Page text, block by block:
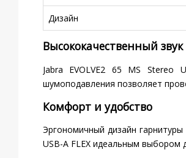
Дизайн
Высококачественный
Jabra EVOLVE2 65 MS Stereo
шумоподавления позволяет
Комфорт и удобство
Эргономичный дизайн
USB-A FLEX идеальным выбором